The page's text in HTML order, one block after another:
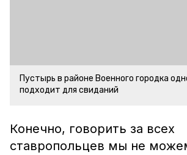
Пустырь в районе Военного городка
подходит для свиданий
Конечно, говорить за всех
ставропольцев мы не